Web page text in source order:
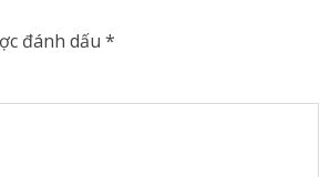
đánh dấu *